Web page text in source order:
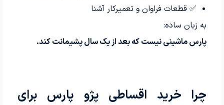
✅ قطعات فراوان و تعمیرکار آشنا
به زبان ساده:
پارس ماشینی نیست که بعد از یک سال پشیمانت کند.
چرا خرید اقساطی پژو پارس برای